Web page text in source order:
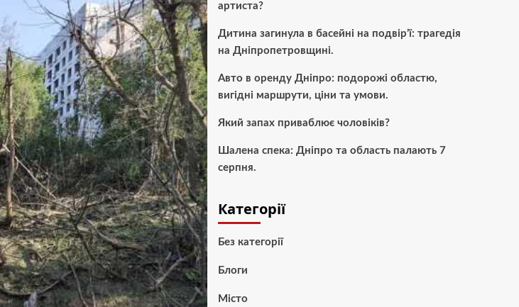
артиста?
Дитина загинула в басейні на подвір’ї: трагедія
на Дніпропетровщині.
Авто в оренду Дніпро: подорожі областю,
вигідні маршрути, ціни та умови.
Який запах приваблює чоловіків?
Шалена спека: Дніпро та область палають 7
серпня.
Категорії
Без категорії
Блоги
Місто